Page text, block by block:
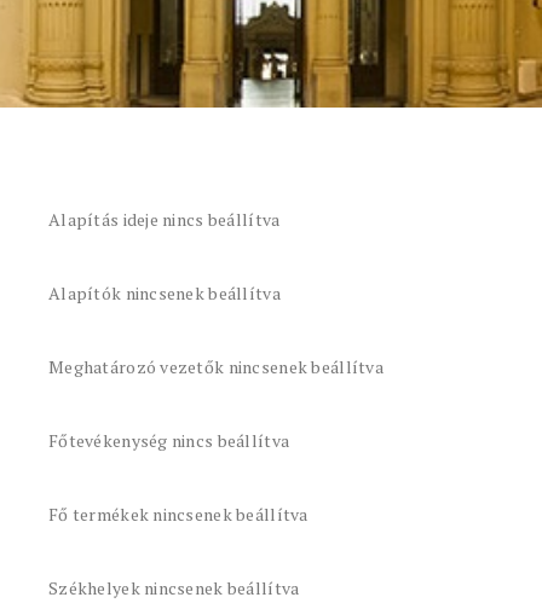
Alapítás ideje nincs beállítva
Alapítók nincsenek beállítva
Meghatározó vezetők nincsenek beállítva
Főtevékenység nincs beállítva
Fő termékek nincsenek beállítva
Székhelyek nincsenek beállítva